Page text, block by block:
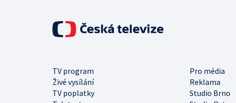
TV program
Pro média
Živé vysílání
Reklama
TV poplatky
Studio Brno